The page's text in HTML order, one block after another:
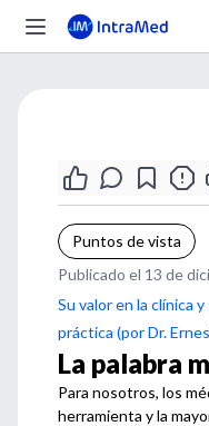
Puntos de vista
Publicado el 13 de
Su valor en la clínica
práctica (por Dr.
La palabra
Para nosotros, los
herramienta y la